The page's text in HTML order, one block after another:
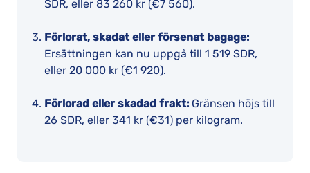
SDR, eller 83 260 kr (€7 560).
Förlorat, skadat eller försenat bagage:
Ersättningen kan nu uppgå till 1 519 SDR,
eller 20 000 kr (€1 920).
Förlorad eller skadad frakt: Gränsen höjs till
26 SDR, eller 341 kr (€31) per kilogram.